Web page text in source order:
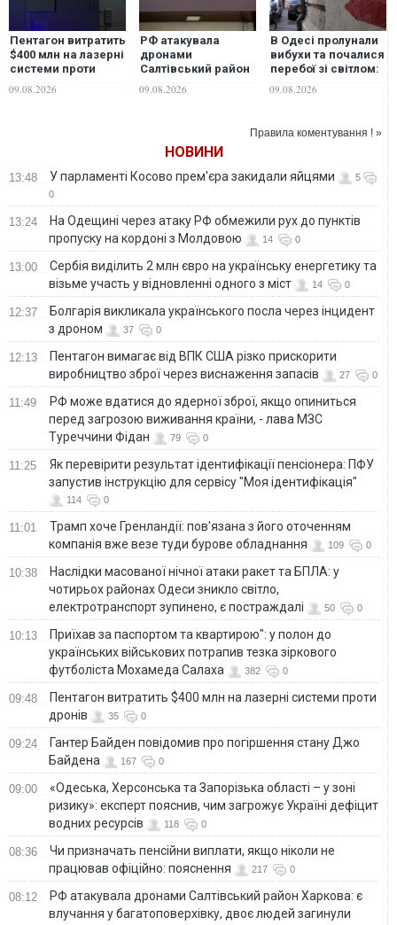
Пентагон витратить
$400 млн на лазерні
системи проти
дронів
09.08.2026
РФ атакувала
дронами
Салтівський район
Харкова: є
влучання у
09.08.2026
В Одесі пролунали
вибухи та почалися
перебої зі світлом:
місто під ударом
дронів та ракет
09.08.2026
Правила коментування ! »
НОВИНИ
13:48 У парламенті Косово прем'єра закидали яйцями
5
0
13:24
На Одещині через атаку РФ обмежили рух до пунктів
пропуску на кордоні з Молдовою
14 0
13:00
Сербія виділить 2 млн євро на українську енергетику та
візьме участь у відновленні одного з міст
14 0
12:37
Болгарія викликала українського посла через інцидент
з дроном
37 0
12:13
Пентагон вимагає від ВПК США різко прискорити
виробництво зброї через виснаження запасів
27 0
11:49
РФ може вдатися до ядерної зброї, якщо опиниться
перед загрозою виживання країни, - лава МЗС
Туреччини Фідан
79 0
11:25
Як перевірити результат ідентифікації пенсіонера: ПФУ
запустив інструкцію для сервісу "Моя ідентифікація"
114 0
11:01
Трамп хоче Гренландії: пов'язана з його оточенням
компанія вже везе туди бурове обладнання
109 0
10:38
Наслідки масованої нічної атаки ракет та БПЛА: у
чотирьох районах Одеси зникло світло,
електротранспорт зупинено, є постраждалі
50 0
10:13
Приїхав за паспортом та квартирою": у полон до
українських військових потрапив тезка зіркового
футболіста Мохамеда Салаха
382 0
09:48
Пентагон витратить $400 млн на лазерні системи проти
дронів
35 0
09:24
Гантер Байден повідомив про погіршення стану Джо
Байдена
167 0
09:00
«Одеська, Херсонська та Запорізька області – у зоні
ризику»: експерт пояснив, чим загрожує Україні дефіцит
водних ресурсів
118 0
08:36
Чи призначать пенсійни виплати, якщо ніколи не
працював офіційно: пояснення
217 0
08:12
РФ атакувала дронами Салтівський район Харкова: є
влучання у багатоповерхівку, двоє людей загинули